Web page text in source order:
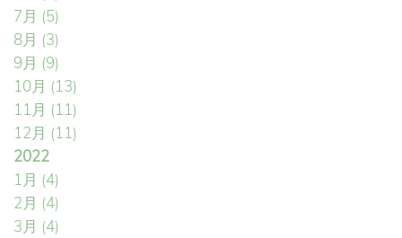
7月 (5)
8月 (3)
9月 (9)
10月 (13)
11月 (11)
12月 (11)
2022
1月 (4)
2月 (4)
3月 (4)